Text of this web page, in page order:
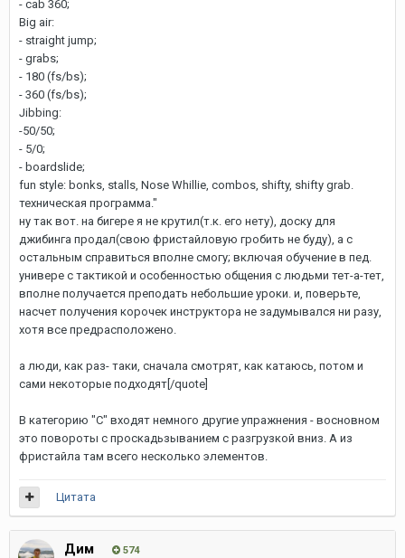
- cab 360;
Big air:
- straight jump;
- grabs;
- 180 (fs/bs);
- 360 (fs/bs);
Jibbing:
-50/50;
- 5/0;
- boardslide;
fun style: bonks, stalls, Nose Whillie, combos, shifty, shifty grab.
техническая программа."
ну так вот. на бигере я не крутил(т.к. его нету), доску для
джибинга продал(свою фристайловую гробить не буду), а с
остальным справиться вполне смогу; включая обучение в пед.
универе с тактикой и особенностью общения с людьми тет-а-тет,
вполне получается преподать небольшие уроки. и, поверьте,
насчет получения корочек инструктора не задумывался ни разу,
хотя все предрасположено.
а люди, как раз- таки, сначала смотрят, как катаюсь, потом и
сами некоторые подходят[/quote]
В категорию "С" входят немного другие упражнения - восновном
это повороты с проскадьзыванием с разгрузкой вниз. А из
фристайла там всего несколько элементов.
Цитата
Дим 574